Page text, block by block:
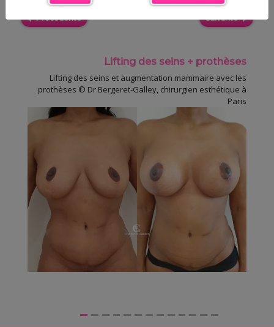
Précédente Suivante
Lifting des seins + prothèses
Lifting des seins et augmentation mammaire avec les
prothèses © Dr Bergeret-Galley, chirurgien esthétique à
Paris